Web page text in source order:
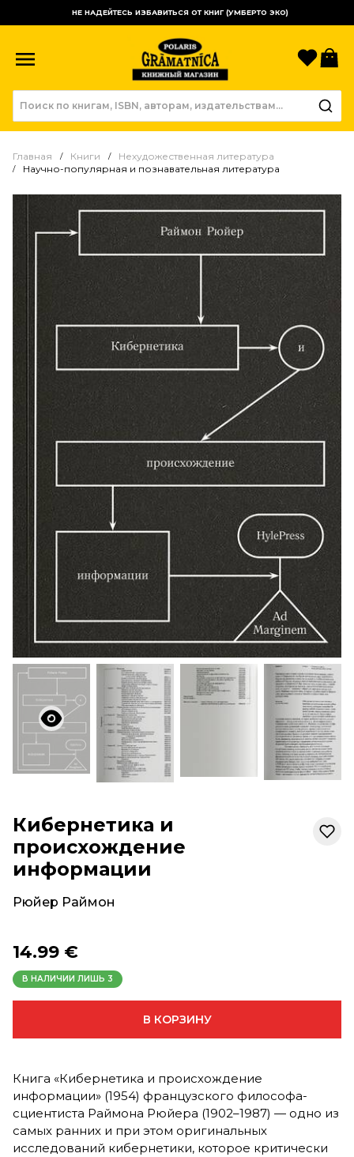
НЕ НАДЕЙТЕСЬ ИЗБАВИТЬСЯ ОТ КНИГ (УМБЕРТО ЭКО)
Главная Книги
Нехудожественная литература
Научно-популярная и познавательная литература
Кибернетика и
происхождение
информации
Рюйер Раймон
14.99 €
В НАЛИЧИИ ЛИШЬ 3
В КОРЗИНУ
Книга «Кибернетика и происхождение
информации» (1954) французского философа-
сциентиста Раймона Рюйера (1902–1987) — одно из
самых ранних и при этом оригинальных
исследований кибернетики, которое критически